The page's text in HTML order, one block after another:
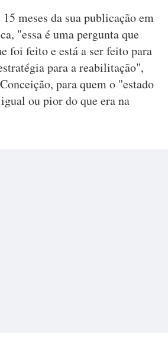
15 meses da sua publicação em
"essa é uma pergunta que
foi feito e está a ser feito para
para a reabilitação",
para quem o "estado
ou pior do que era na